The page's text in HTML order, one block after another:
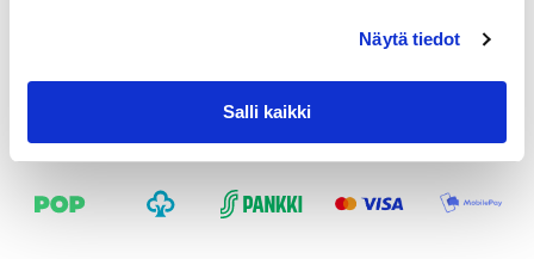
Näytä tiedot
Salli kaikki